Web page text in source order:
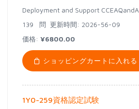
Deployment and Support CCEAQandA
139 問 更新時間: 2026-56-09
価格: ¥6800.00
ショッピングカートに入れる
1Y0-259資格認定試験